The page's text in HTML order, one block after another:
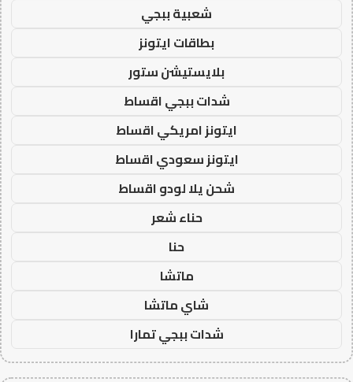
شعبية ببجي
بطاقات ايتونز
بلايستيشن ستور
شدات ببجي اقساط
ايتونز امريكي اقساط
ايتونز سعودي اقساط
شحن يلا لودو اقساط
حناء شعر
حنا
ماتشا
شاي ماتشا
شدات ببجي تمارا